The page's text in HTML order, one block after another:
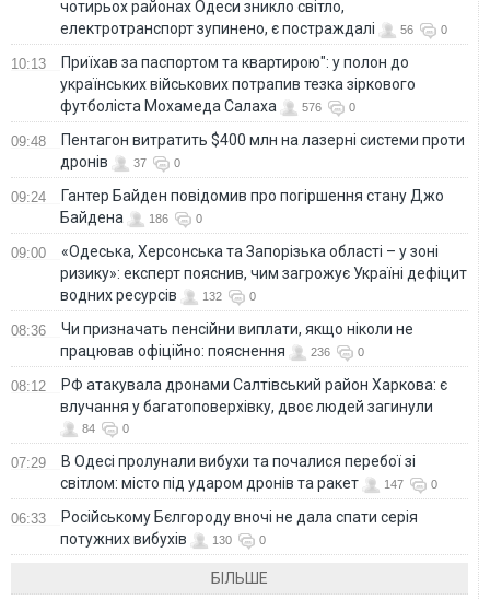
чотирьох районах Одеси зникло світло,
електротранспорт зупинено, є постраждалі
56 0
10:13
Приїхав за паспортом та квартирою": у полон до
українських військових потрапив тезка зіркового
футболіста Мохамеда Салаха
576 0
09:48
Пентагон витратить $400 млн на лазерні системи проти
дронів
37 0
09:24
Гантер Байден повідомив про погіршення стану Джо
Байдена
186 0
09:00
«Одеська, Херсонська та Запорізька області – у зоні
ризику»: експерт пояснив, чим загрожує Україні дефіцит
водних ресурсів
132 0
08:36
Чи призначать пенсійни виплати, якщо ніколи не
працював офіційно: пояснення
236 0
08:12
РФ атакувала дронами Салтівський район Харкова: є
влучання у багатоповерхівку, двоє людей загинули
84 0
07:29
В Одесі пролунали вибухи та почалися перебої зі
світлом: місто під ударом дронів та ракет
147 0
06:33
Російському Бєлгороду вночі не дала спати серія
потужних вибухів
130 0
БІЛЬШЕ